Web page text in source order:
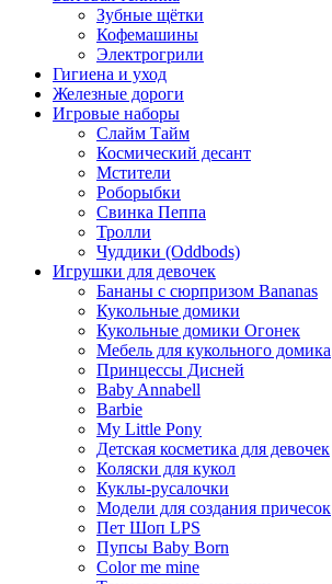
Зубные щётки
Кофемашины
Электрогрили
Гигиена и уход
Железные дороги
Игровые наборы
Слайм Тайм
Космический десант
Мстители
Роборыбки
Свинка Пеппа
Тролли
Чуддики (Oddbods)
Игрушки для девочек
Бананы с сюрпризом Bananas
Кукольные домики
Кукольные домики Огонек
Мебель для кукольного домика
Принцессы Дисней
Baby Annabell
Barbie
My Little Pony
Детская косметика для девочек
Коляски для кукол
Куклы-русалочки
Модели для создания причесок
Пет Шоп LPS
Пупсы Baby Born
Сolor me mine